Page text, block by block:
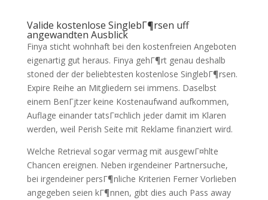
Valide kostenlose SinglebГ¶rsen uff
angewandten Ausblick
Finya sticht wohnhaft bei den kostenfreien Angeboten
eigenartig gut heraus. Finya gehГ¶rt genau deshalb
stoned der der beliebtesten kostenlose SinglebГ¶rsen.
Expire Reihe an Mitgliedern sei immens. Daselbst
einem BenГјtzer keine Kostenaufwand aufkommen,
Auflage einander tatsГ¤chlich jeder damit im Klaren
werden, weil Perish Seite mit Reklame finanziert wird.
Welche Retrieval sogar vermag mit ausgewГ¤hlte
Chancen ereignen. Neben irgendeiner Partnersuche,
bei irgendeiner persГ¶nliche Kriterien Ferner Vorlieben
angegeben seien kГ¶nnen, gibt dies auch Pass away